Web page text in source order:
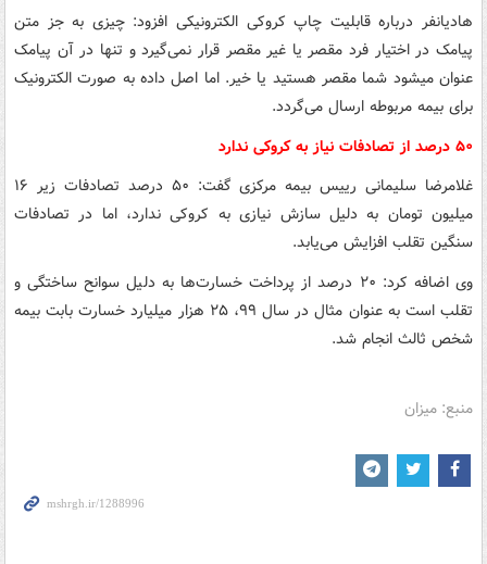
هادیانفر درباره قابلیت چاپ کروکی الکترونیکی افزود: چیزی به جز متن
پیامک در اختیار فرد مقصر یا غیر مقصر قرار نمی‌گیرد و تنها در آن پیامک
عنوان میشود شما مقصر هستید یا خیر. اما اصل داده به صورت الکترونیک
برای بیمه مربوطه ارسال می‌گردد.
۵۰ درصد از تصادفات نیاز به کروکی ندارد
غلامرضا سلیمانی رییس بیمه مرکزی گفت: ۵۰ درصد تصادفات زیر ۱۶
میلیون تومان به دلیل سازش نیازی به کروکی ندارد، اما در تصادفات
سنگین تقلب افزایش می‌یابد.
وی اضافه کرد: ۲۰ درصد از پرداخت خسارت‌ها به دلیل سوانح ساختگی و
تقلب است به عنوان مثال در سال ۹۹، ۲۵ هزار میلیارد خسارت بابت بیمه
شخص ثالث انجام شد.
منبع: میزان